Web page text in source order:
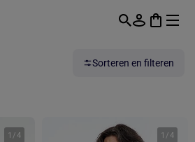
Sorteren en filteren
1 /4 1 /4